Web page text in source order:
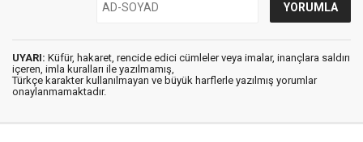
UYARI: Küfür, hakaret, rencide edici cümleler veya imalar, inançlara saldırı
içeren, imla kuralları ile yazılmamış,
Türkçe karakter kullanılmayan ve büyük harflerle yazılmış yorumlar
onaylanmamaktadır.